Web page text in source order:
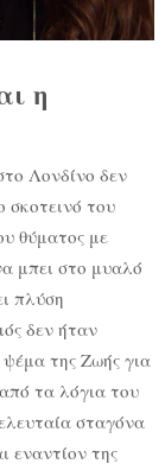
η
Λονδίνο δεν
σκοτεινό του
θύματος με
μπει στο μυαλό
πλύση
δεν ήταν
της Ζωής για
τα λόγια του
σταγόνα
εναντίον της